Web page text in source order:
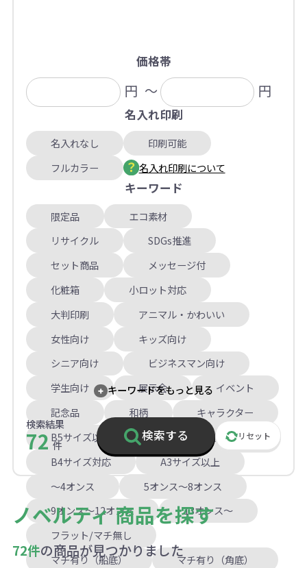
価格帯
円 ～ 円
名入れ印刷
名入れなし
印刷可能
フルカラー
名入れ印刷について
キーワード
限定品
エコ素材
リサイクル
SDGs推進
セット商品
メッセージ付
化粧箱
小ロット対応
大判印刷
アニマル・かわいい
女性向け
キッズ向け
シニア向け
ビジネスマン向け
学生向け
展示会
イベント
記念品
和柄
キャラクター
B5サイズ以下
A4サイズ対応
B4サイズ対応
A3サイズ以上
～4オンス
5オンス～8オンス
9オンス～12オンス
13オンス～
フラット/マチ無し
マチ有り（船底）
マチ有り（角底）
キーワードをもっと見る
検索結果
72 件
検索する リセット
ノベルティ 商品を探す
72件の商品が見つかりました